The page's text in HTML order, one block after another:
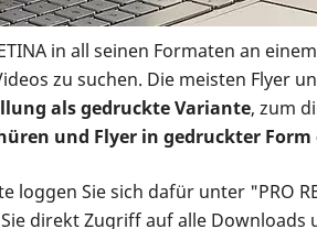
in all seinen Formaten an
zu suchen. Die meisten Flyer
als gedruckte Variante, zum
und Flyer in gedruckter
loggen Sie sich dafür unter "PRO
direkt Zugriff auf alle Downloads